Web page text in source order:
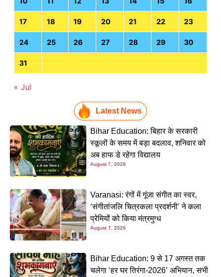
17 18 19 20 21 22 23
24 25 26 27 28 29 30
31
« Jul
Latest News
Bihar Education: बिहार के सरकारी
स्कूलों के समय में बड़ा बदलाव, शनिवार को
अब हाफ डे रहेगा विद्यालय
August 7, 2026
Varanasi: रंगों में गूंजा संगीत का स्वर,
‘संगीतांजलि चित्रकला प्रदर्शनी’ ने कला
प्रेमियों को किया मंत्रमुग्ध
August 7, 2026
Bihar Education: 9 से 17 अगस्त तक
चलेगा ‘हर घर तिरंगा-2026’ अभियान, सभी